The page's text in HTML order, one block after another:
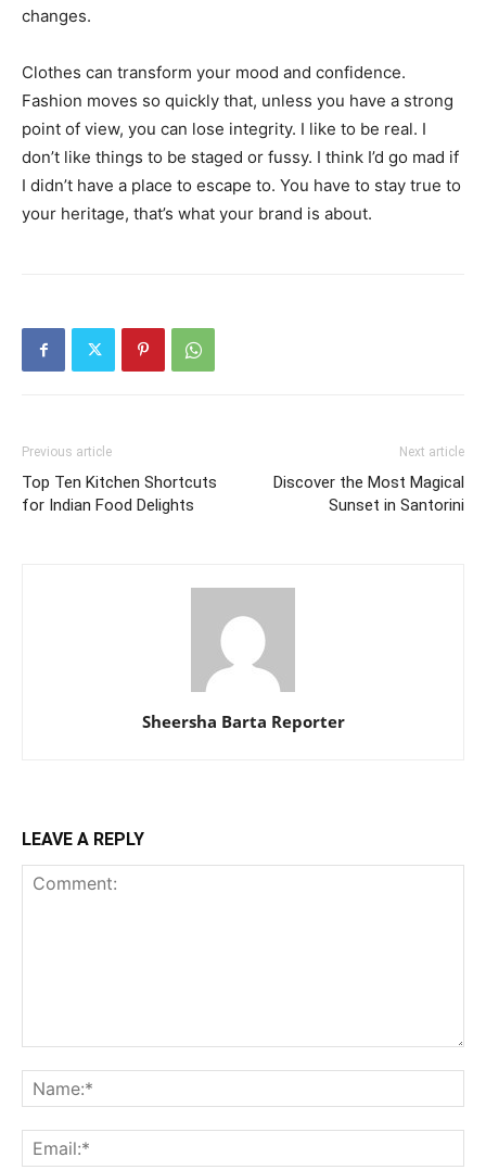
changes.
Clothes can transform your mood and confidence.
Fashion moves so quickly that, unless you have a strong
point of view, you can lose integrity. I like to be real. I
don’t like things to be staged or fussy. I think I’d go mad if
I didn’t have a place to escape to. You have to stay true to
your heritage, that’s what your brand is about.
Previous article
Top Ten Kitchen Shortcuts
for Indian Food Delights
Next article
Discover the Most Magical
Sunset in Santorini
Sheersha Barta Reporter
LEAVE A REPLY